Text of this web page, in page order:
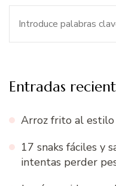
Entradas
Arroz frito al estilo
17 snaks fáciles y
intentas perder